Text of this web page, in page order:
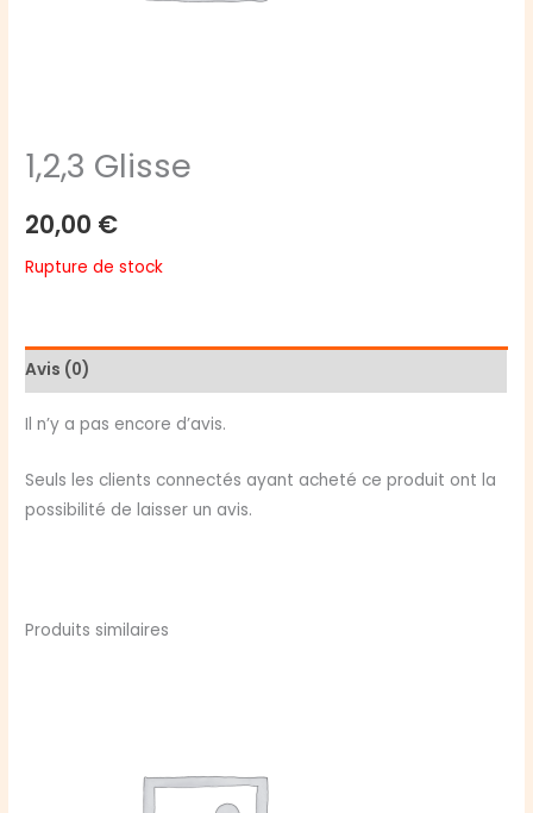
1,2,3 Glisse
20,00 €
Rupture de stock
Avis (0)
Il n’y a pas encore d’avis.
Seuls les clients connectés ayant acheté ce produit ont la
possibilité de laisser un avis.
Produits similaires